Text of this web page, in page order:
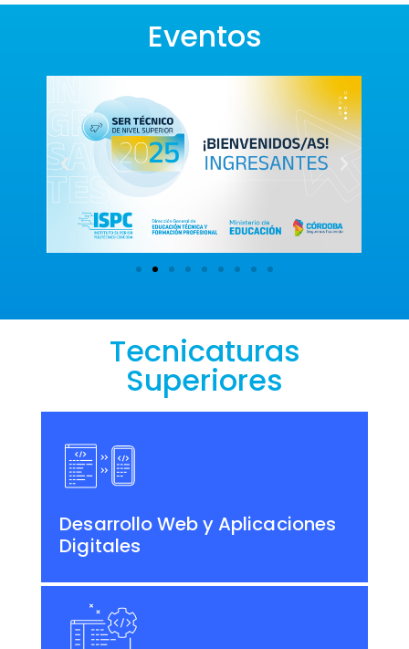
Eventos
Tecnicaturas
Superiores
Desarrollo Web y Aplicaciones
Digitales